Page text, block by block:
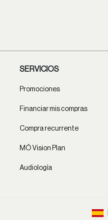
SERVICIOS
Promociones
Financiar mis compras
Compra recurrente
MÓ Vision Plan
Audiología